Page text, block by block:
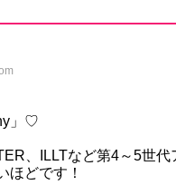
」♡
、ILLTなど第4～5世
ほどです！